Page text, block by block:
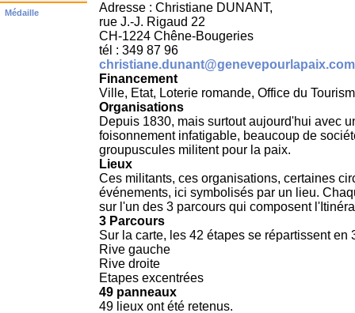
Médaille
Adresse : Christiane DUNANT,
rue J.-J. Rigaud 22
CH-1224 Chêne-Bougeries
tél : 349 87 96
christiane.dunant@genevepourlapaix.com
Financement
Ville, Etat, Loterie romande, Office du
Organisations
Depuis 1830, mais surtout aujourd'hui avec
foisonnement infatigable, beaucoup de
groupuscules militent pour la paix.
Lieux
Ces militants, ces organisations, certaines
événements, ici symbolisés par un lieu.
sur l'un des 3 parcours qui composent
3 Parcours
Sur la carte, les 42 étapes se répartissent en
Rive gauche
Rive droite
Etapes excentrées
49 panneaux
49 lieux ont été retenus.